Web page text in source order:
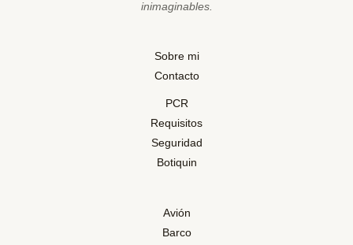
inimaginables.
Sobre mi
Contacto
PCR
Requisitos
Seguridad
Botiquin
Avión
Barco